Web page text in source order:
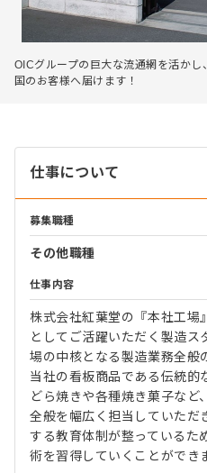
OICグループの巨大な流通網を活か
国のお客様へ届けます！
仕事について
募集職種
その他職種
仕事内容
株式会社紅葉堂の『本社工場
としてご活躍いただく製造ス
場の中核となる製造業務全般
当社の看板商品である伝統的
どら焼きや各種焼き菓子など
全般を幅広く担当していただ
する教育体制が整っているた
術を習得していくことができ